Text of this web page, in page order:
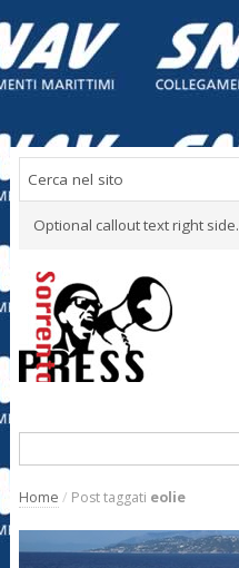
Optional callout text right side.
Home / Post taggati eolie